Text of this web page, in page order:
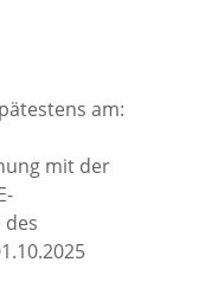
am:
mit der
des